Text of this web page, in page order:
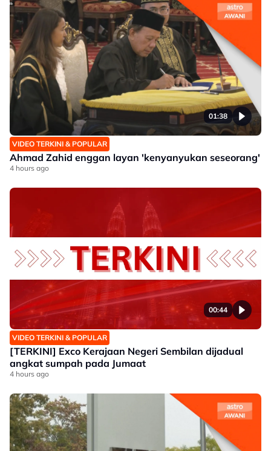
01:38
VIDEO TERKINI & POPULAR
Ahmad Zahid enggan layan 'kenyanyukan seseorang'
4 hours ago
00:44
VIDEO TERKINI & POPULAR
[TERKINI] Exco Kerajaan Negeri Sembilan dijadual
angkat sumpah pada Jumaat
4 hours ago